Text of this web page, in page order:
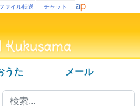
ファイル転送 チャット
うた メール